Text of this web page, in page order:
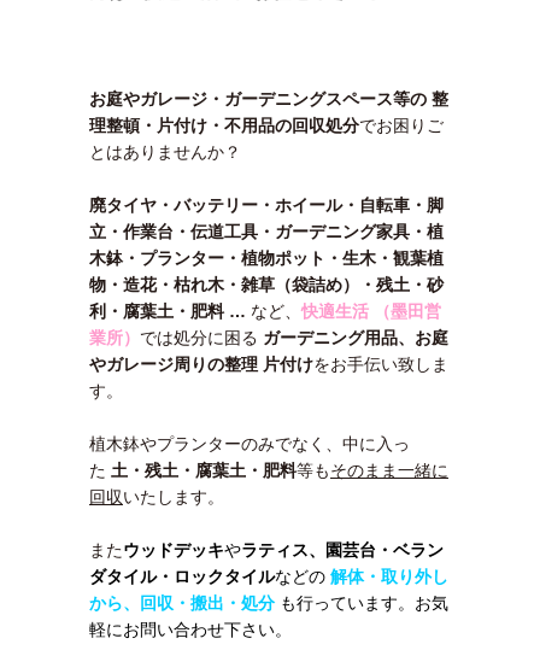
お庭やガレージ・ガーデニングスペース等の 整
理整頓・片付け・不用品の回収処分でお困りご
とはありませんか？
廃タイヤ・バッテリー・ホイール・自転車・脚
立・作業台・伝道工具・ガーデニング家具・植
木鉢・プランター・植物ポット・生木・観葉植
物・造花・枯れ木・雑草（袋詰め）・残土・砂
利・腐葉土・肥料 … など、快適生活 （墨田営
業所） では処分に困る ガーデニング用品、お庭
やガレージ周りの整理 片付けをお手伝い致しま
す。
植木鉢やプランターのみでなく、中に入っ
た 土・残土・腐葉土・肥料等もそのまま一緒に
回収いたします。
またウッドデッキやラティス、園芸台・ ベラン
ダタイル・ロックタイルなどの 解体・取り外し
から、回収・搬出・処分 も行っています。お気
軽にお問い合わせ下さい。